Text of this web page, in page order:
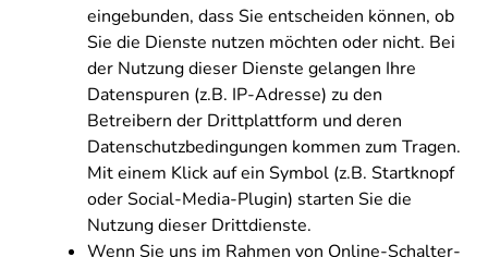
eingebunden, dass Sie entscheiden können, ob
Sie die Dienste nutzen möchten oder nicht. Bei
der Nutzung dieser Dienste gelangen Ihre
Datenspuren (z.B. IP-Adresse) zu den
Betreibern der Drittplattform und deren
Datenschutzbedingungen kommen zum Tragen.
Mit einem Klick auf ein Symbol (z.B. Startknopf
oder Social-Media-Plugin) starten Sie die
Nutzung dieser Drittdienste.
Wenn Sie uns im Rahmen von Online-Schalter-